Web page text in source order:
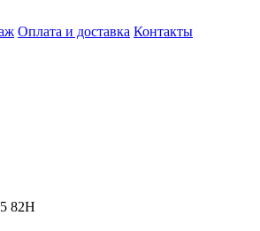
Оплата и доставка Контакты
82H